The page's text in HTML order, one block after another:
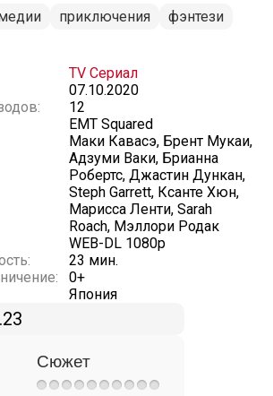
приключения фэнтези
TV Сериал
07.10.2020
12
EMT Squared
Маки Кавасэ, Брент Мукаи,
Адзуми Ваки, Брианна
Робертс, Джастин Дункан,
Steph Garrett, Ксанте Хюн,
Марисса Ленти, Sarah
Roach, Мэллори Родак
WEB-DL 1080p
23 мин.
0+
Япония
Сюжет